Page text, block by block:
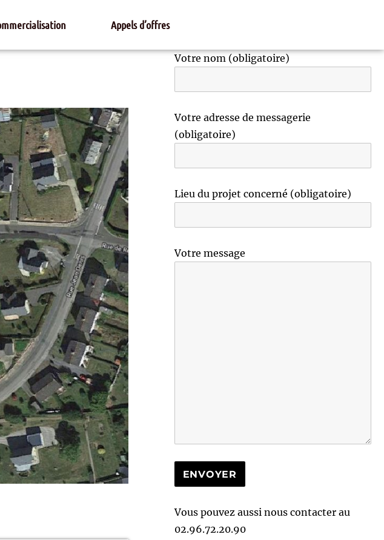
Appels d’offres
Votre nom (obligatoire)
Votre adresse de messagerie
(obligatoire)
Lieu du projet concerné (obligatoire)
Votre message
Vous pouvez aussi nous contacter au
02.96.72.20.90